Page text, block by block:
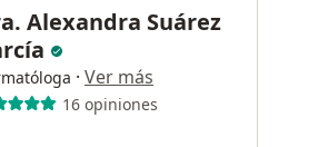
Alexandra Suárez
· Ver más
16 opiniones